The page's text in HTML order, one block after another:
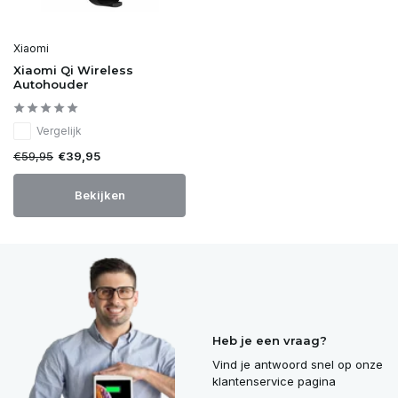
Xiaomi
Xiaomi Qi Wireless
Autohouder
Vergelijk
€59,95 €39,95
Bekijken
Heb je een vraag?
Vind je antwoord snel op onze
klantenservice pagina